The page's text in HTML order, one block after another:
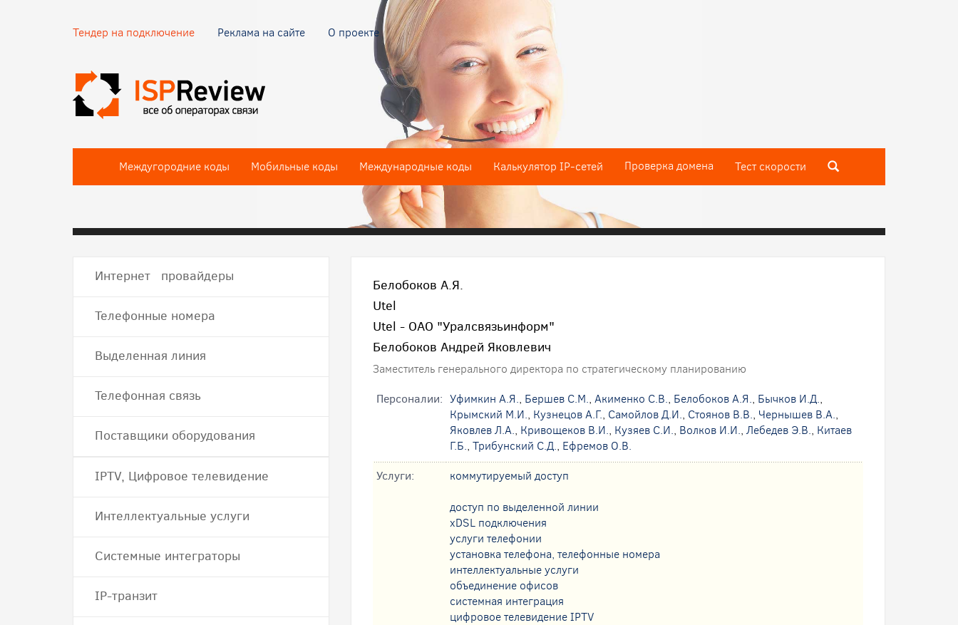
Тендер на подключение Реклама на сайте О проекте
Междугородние коды Мобильные коды Международные коды Калькулятор IP-сетей Проверка домена Тест скороcти
Белобоков А.Я.
Utel
Utel - ОАО "Уралсвязьинформ"
Белобоков Андрей Яковлевич
Заместитель генерального директора по стратегическому планированию
Персоналии: Уфимкин А.Я., Бершев С.М., Акименко С.В., Белобоков А.Я., Бычков И.Д.,
Крымский М.И., Кузнецов А.Г., Самойлов Д.И., Стоянов В.В., Чернышев В.А.,
Яковлев Л.А., Кривощеков В.И., Кузяев С.И., Волков И.И., Лебедев Э.В., Китаев
Г.Б., Трибунский С.Д., Ефремов О.В.
Услуги:
коммутируемый доступ
доступ по выделенной линии
xDSL подключения
услуги телефонии
установка телефона, телефонные номера
интеллектуальные услуги
oбъединение офисов
системная интеграция
цифровое телевидение IPTV
Интернет провайдеры
Телефонные номера
Выделенная линия
Телефонная связь
Поставщики оборудования
IPTV, Цифровое телевидение
Интеллектуальные услуги
Системные интеграторы
IP-транзит